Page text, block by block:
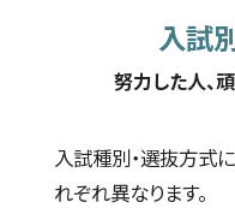
入試
努力した人、
入試種別・選抜方式
れぞれ異なります。